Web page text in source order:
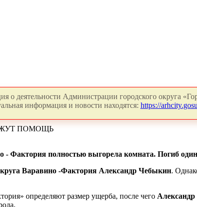
о деятельности Администрации городского округа
информация и новости находятся: https://
ПОМОЩЬ
- Фактория полностью выгорела комната. Погиб
Варавино -Фактория Александр Чебыкин.
определяют размер ущерба, после чего